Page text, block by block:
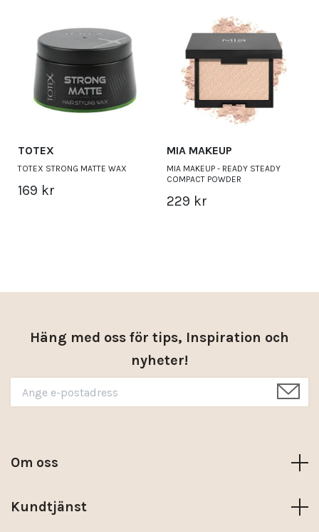
TOTEX
TOTEX STRONG MATTE WAX
169 kr
MIA MAKEUP
MIA MAKEUP - READY STEADY
COMPACT POWDER
229 kr
Häng med oss för tips, Inspiration och
nyheter!
Om oss
Kundtjänst